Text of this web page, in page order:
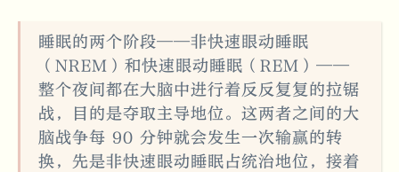
睡眠的两个阶段——非快速眼动睡眠
（NREM）和快速眼动睡眠（REM）——
整个夜间都在大脑中进行着反反复复的拉锯
战，目的是夺取主导地位。这两者之间的大
脑战争每 90 分钟就会发生一次输赢的转
换，先是非快速眼动睡眠占统治地位，接着